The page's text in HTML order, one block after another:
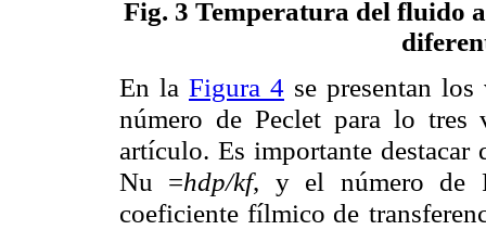
Fig. 3 Temperatura del fluido
En la Figura 4 se presentan
número de Peclet para lo tres
artículo. Es importante destacar
Nu =hdp/kf, y el número de
coeficiente fílmico de